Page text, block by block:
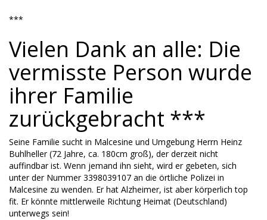
***
Vielen Dank an alle: Die
vermisste Person wurde
ihrer Familie
zurückgebracht ***
Seine Familie sucht in Malcesine und Umgebung Herrn Heinz
Buhlheller (72 Jahre, ca. 180cm groß), der derzeit nicht
auffindbar ist. Wenn jemand ihn sieht, wird er gebeten, sich
unter der Nummer 3398039107 an die örtliche Polizei in
Malcesine zu wenden. Er hat Alzheimer, ist aber körperlich top
fit. Er könnte mittlerweile Richtung Heimat (Deutschland)
unterwegs sein!